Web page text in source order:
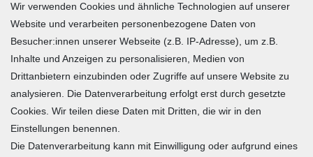
Zahlung und Versand
Widerrufsrecht
Warenkorb
Zur Kasse
Mein Konto
Registrieren
Wir verwenden Cookies und ähnliche Technologien auf unserer
Website und verarbeiten personenbezogene Daten von
Besucher:innen unserer Webseite (z.B. IP-Adresse), um z.B.
Inhalte und Anzeigen zu personalisieren, Medien von
Drittanbietern einzubinden oder Zugriffe auf unsere Website zu
analysieren. Die Datenverarbeitung erfolgt erst durch gesetzte
Cookies. Wir teilen diese Daten mit Dritten, die wir in den
Einstellungen benennen.
Die Datenverarbeitung kann mit Einwilligung oder aufgrund eines